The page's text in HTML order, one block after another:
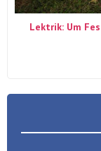
Lektrik: Um